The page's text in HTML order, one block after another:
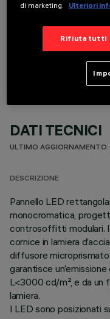
DATI TECNICI
ULTIMO
DESCRIZIONE
Pannello LED
monocromatica,
controsoffitti modulari.
cornice in lamiera
diffusore
garantisce
L<3000 cd/m², e da un
lamiera.
I LED sono posizionati
di marketing.
Ulteriori
Rifiuta tutti